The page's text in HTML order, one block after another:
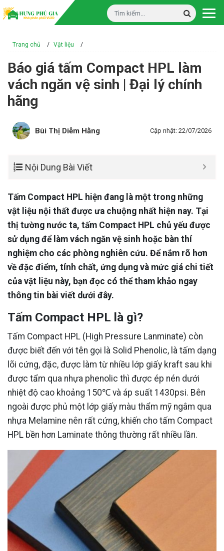
Trang chủ / Vật liệu /
Báo giá tấm Compact HPL làm
vách ngăn vệ sinh | Đại lý chính
hãng
Bùi Thị Diễm Hằng Cập nhật: 22/07/2026
Nội Dung Bài Viết
Tấm Compact HPL hiện đang là một trong những
vật liệu nội thất được ưa chuộng nhất hiện nay. Tại
thị tường nước ta, tấm Compact HPL chủ yếu được
sử dụng để làm vách ngăn vệ sinh hoặc bàn thí
nghiệm cho các phòng nghiên cứu. Để nắm rõ hơn
về đặc điểm, tính chất, ứng dụng và mức giá chi tiết
của vật liệu này, bạn đọc có thể tham khảo ngay
thông tin bài viết dưới đây.
Tấm Compact HPL là gì?
Tấm Compact HPL (High Pressure Lanminate) còn
được biết đến với tên gọi là Solid Phenolic, là tấm dạng
lõi cứng, đặc, được làm từ nhiều lớp giấy kraft sau khi
được tẩm qua nhựa phenolic thì được ép nén dưới
nhiệt độ cao khoảng 150℃ và áp suất 1430psi. Bên
ngoài được phủ một lớp giấy màu thẩm mỹ ngâm qua
nhựa Melamine nên rất cứng, khiến cho tấm Compact
HPL bền hơn Laminate thông thường rất nhiều lần.